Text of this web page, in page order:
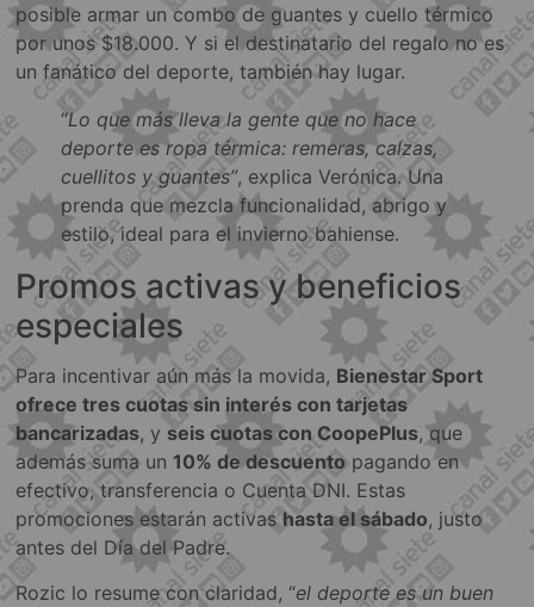
posible armar un combo de guantes y cuello térmico
por unos $18.000. Y si el destinatario del regalo no es
un fanático del deporte, también hay lugar.
“Lo que más lleva la gente que no hace
deporte es ropa térmica: remeras, calzas,
cuellitos y guantes”, explica Verónica. Una
prenda que mezcla funcionalidad, abrigo y
estilo, ideal para el invierno bahiense.
Promos activas y beneficios
especiales
Para incentivar aún más la movida, Bienestar Sport
ofrece tres cuotas sin interés con tarjetas
bancarizadas, y seis cuotas con CoopePlus, que
además suma un 10% de descuentopagando en
efectivo, transferencia o Cuenta DNI. Estas
promociones estarán activashasta el sábado, justo
antes del Día del Padre.
Rozic lo resume con claridad, “el deporte es un buen